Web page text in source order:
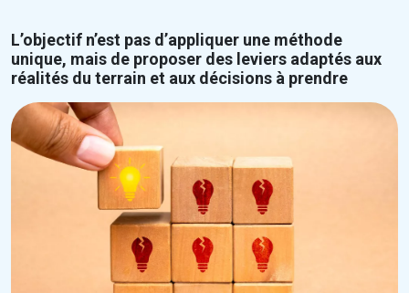
L’objectif n’est pas d’appliquer une méthode
unique, mais de proposer des leviers adaptés aux
réalités du terrain et aux décisions à prendre